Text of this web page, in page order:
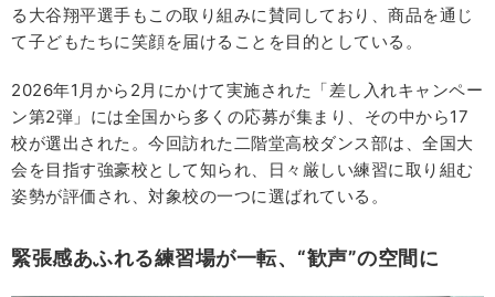
る大谷翔平選手もこの取り組みに賛同しており、商品を通じ
て子どもたちに笑顔を届けることを目的としている。
2026年1月から2月にかけて実施された「差し入れキャンペー
ン第2弾」には全国から多くの応募が集まり、その中から17
校が選出された。今回訪れた二階堂高校ダンス部は、全国大
会を目指す強豪校として知られ、日々厳しい練習に取り組む
姿勢が評価され、対象校の一つに選ばれている。
緊張感あふれる練習場が一転、“歓声”の空間に